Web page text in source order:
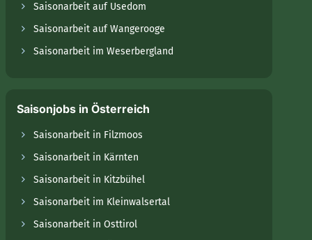
Saisonarbeit auf Usedom
Saisonarbeit auf Wangerooge
Saisonarbeit im Weserbergland
Saisonjobs in Österreich
Saisonarbeit in Filzmoos
Saisonarbeit in Kärnten
Saisonarbeit in Kitzbühel
Saisonarbeit im Kleinwalsertal
Saisonarbeit in Osttirol